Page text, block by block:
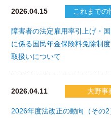
2026.04.15 これまで
障害者の法定雇用率引上げ・
に係る国民年金保険料免除制
取扱いについて
2026.04.11 大野事
2026年度法改正の動向（その2